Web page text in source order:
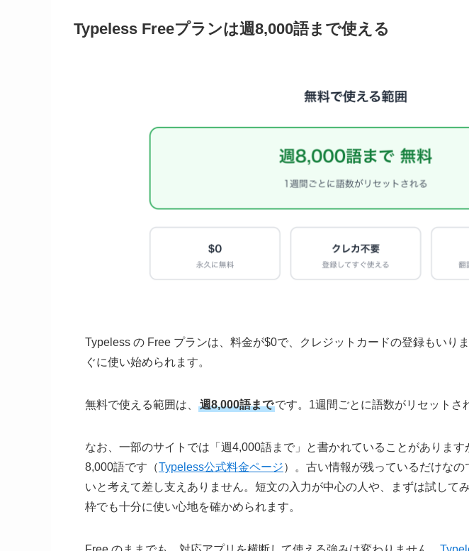
Typeless Freeプランは週8,000語まで使える
Typeless の Free プランは、料金が$0で、クレジットカードの登録もいり
ぐに使い始められます。
無料で使える範囲は、 週8,000語までです。1週間ごとに語数がリセットさ
なお、一部のサイトでは「週4,000語まで」と書かれていることがあります
8,000語です（Typeless公式料金ページ）。古い情報が残っているだけな
いと考えて差し支えありません。短文の入力が中心の人や、まずは試して
枠でも十分に使い心地を確かめられます。